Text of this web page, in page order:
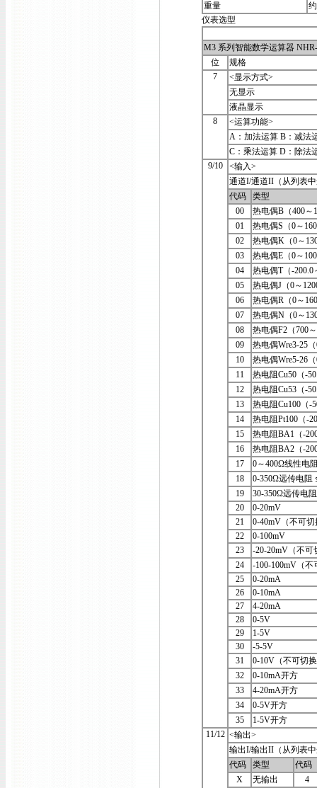
重量
仪表选型
M3 系列智能数学运算器
位
规格
7
<显示方式>
无显示
液晶显示
8
<运算功能>
A：加法运算 B：减法
C：乘法运算 D：除法
9/10
<输入>
通道I/通道II（从列表
代码
类型
00
热电偶B（400～
01
热电偶S（0～
02
热电偶K（0～
03
热电偶E（0～
04
热电偶T（-
05
热电偶J（0～
06
热电偶R（0～
07
热电偶N（0～
08
热电偶F2（700
09
热电偶Wre3-25
10
热电偶Wre5-26
11
热电阻Cu50（-
12
热电阻Cu53（-
13
热电阻Cu100（-
14
热电阻Pt100（-
15
热电阻BA1（-
16
热电阻BA2（-
17
0～400Ω线性电
18
0-350Ω远传电阻
19
30-350Ω远传电
20
0-20mV
21
0-40mV（不可切
22
0-100mV
23
-20-20mV（不可
24
-100-100mV（不
25
0-20mA
26
0-10mA
27
4-20mA
28
0-5V
29
1-5V
30
-5-5V
31
0-10V（不可切
32
0-10mA开方
33
4-20mA开方
34
0-5V开方
35
1-5V开方
11/12 <输出>
输出I/输出II（从列表
代码
类型
代码
X
无输出 4